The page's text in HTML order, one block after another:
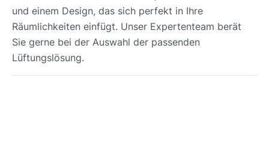
und einem Design, das sich perfekt in Ihre
Räumlichkeiten einfügt. Unser Expertenteam berät
Sie gerne bei der Auswahl der passenden
Lüftungslösung.